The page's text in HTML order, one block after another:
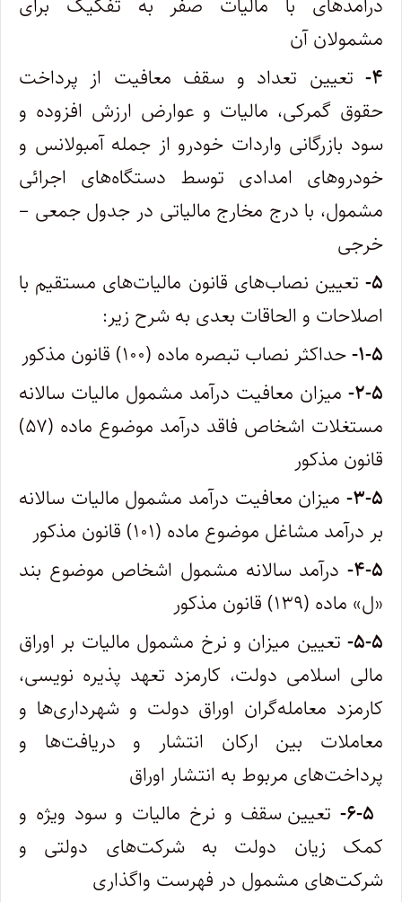
مشمولان آن
۴-
تعیین تعداد و سقف معافیت از پرداخت
حقوق گمرکی، مالیات و عوارض ارزش افزوده و
سود بازرگانی واردات خودرو از جمله آمبولانس و
خودروهای امدادی توسط دستگاه‌های اجرائی
مشمول، با درج مخارج مالیاتی در جدول جمعی –
خرجی
۵- تعیین نصاب‌های قانون مالیات‌های مستقیم با
اصلاحات و الحاقات بعدی به شرح زیر:
۱-۵- حداکثر نصاب تبصره ماده (۱۰۰) قانون مذکور
۲-۵- میزان معافیت درآمد مشمول مالیات سالانه
مستغلات اشخاص فاقد درآمد موضوع ماده (۵۷)
قانون مذکور
۳-۵- میزان معافیت درآمد مشمول مالیات سالانه
بر درآمد مشاغل موضوع ماده (۱۰۱) قانون مذکور
۴-۵- درآمد سالانه مشمول اشخاص موضوع بند
«ل» ماده (۱۳۹) قانون مذکور
۵-۵- تعیین میزان و نرخ مشمول مالیات بر اوراق
مالی اسلامی دولت، کارمزد تعهد پذیره نویسی،
کارمزد معامله‌گران اوراق دولت و شهرداری‌ها و
معاملات بین ارکان انتشار و دریافت‌ها و
پرداخت‌های مربوط به انتشار اوراق
تعیین سقف و نرخ مالیات و سود ویژه و
کمک زیان دولت به شرکت‌های دولتی و
شرکت‌های مشمول در فهرست واگذاری